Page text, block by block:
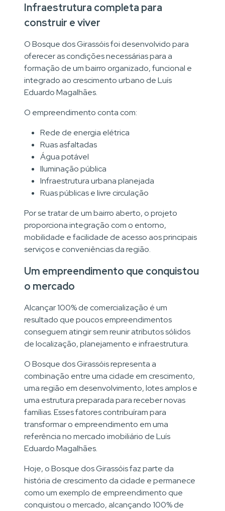
Infraestrutura completa para
construir e viver
O Bosque dos Girassóis foi desenvolvido para
oferecer as condições necessárias para a
formação de um bairro organizado, funcional e
integrado ao crescimento urbano de Luís
Eduardo Magalhães.
O empreendimento conta com:
Rede de energia elétrica
Ruas asfaltadas
Água potável
Iluminação pública
Infraestrutura urbana planejada
Ruas públicas e livre circulação
Por se tratar de um bairro aberto, o projeto
proporciona integração com o entorno,
mobilidade e facilidade de acesso aos principais
serviços e conveniências da região.
Um empreendimento que conquistou
o mercado
Alcançar 100% de comercialização é um
resultado que poucos empreendimentos
conseguem atingir sem reunir atributos sólidos
de localização, planejamento e infraestrutura.
O Bosque dos Girassóis representa a
combinação entre uma cidade em crescimento,
uma região em desenvolvimento, lotes amplos e
uma estrutura preparada para receber novas
famílias. Esses fatores contribuíram para
transformar o empreendimento em uma
referência no mercado imobiliário de Luís
Eduardo Magalhães.
Hoje, o Bosque dos Girassóis faz parte da
história de crescimento da cidade e permanece
como um exemplo de empreendimento que
conquistou o mercado, alcançando 100% de